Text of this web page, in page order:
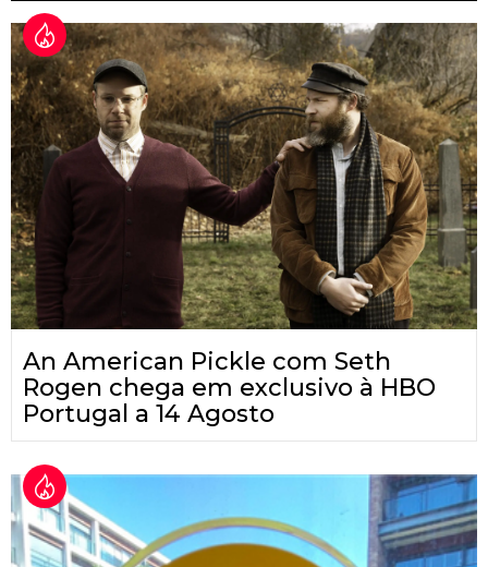
An American Pickle com Seth
Rogen chega em exclusivo à HBO
Portugal a 14 Agosto